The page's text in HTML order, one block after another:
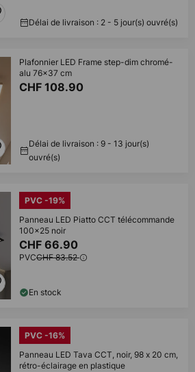
Délai de livraison : 2 - 5 jour(s) ouvré(s)
Plafonnier LED Frame step-dim chromé-
alu 76x37 cm
CHF 108.90
Délai de livraison : 9 - 13 jour(s)
ouvré(s)
PVC -19%
Panneau LED Piatto CCT télécommande
100x25 noir
CHF 66.90
PVCCHF 83.52
En stock
PVC -16%
Panneau LED Tava CCT, noir, 98 x 20 cm,
rétro-éclairage en plastique